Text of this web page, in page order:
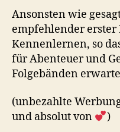
Ansonsten wie
empfehlender erster
Kennenlernen, so
für Abenteuer und
Folgebänden
(unbezahlte
und absolut von
)